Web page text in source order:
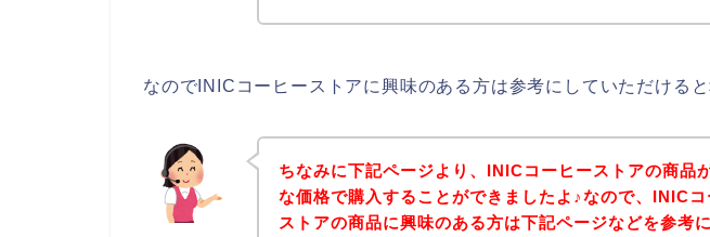
なのでINICコーヒーストアに興味のある方は参考にしていただけると
ちなみに下記ページより、INICコーヒーストアの商品
な価格で購入することができましたよ♪なので、INICコ
ストアの商品に興味のある方は下記ページなどを参考